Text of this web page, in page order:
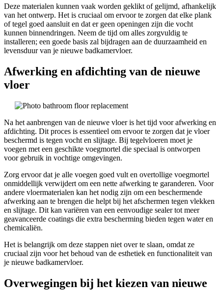
Deze materialen kunnen vaak worden geklikt of gelijmd, afhankelijk
van het ontwerp. Het is cruciaal om ervoor te zorgen dat elke plank
of tegel goed aansluit en dat er geen openingen zijn die vocht
kunnen binnendringen. Neem de tijd om alles zorgvuldig te
installeren; een goede basis zal bijdragen aan de duurzaamheid en
levensduur van je nieuwe badkamervloer.
Afwerking en afdichting van de nieuwe
vloer
Na het aanbrengen van de nieuwe vloer is het tijd voor afwerking en
afdichting. Dit proces is essentieel om ervoor te zorgen dat je vloer
beschermd is tegen vocht en slijtage. Bij tegelvloeren moet je
voegen met een geschikte voegmortel die speciaal is ontworpen
voor gebruik in vochtige omgevingen.
Zorg ervoor dat je alle voegen goed vult en overtollige voegmortel
onmiddellijk verwijdert om een nette afwerking te garanderen. Voor
andere vloermaterialen kan het nodig zijn om een beschermende
afwerking aan te brengen die helpt bij het afschermen tegen vlekken
en slijtage. Dit kan variëren van een eenvoudige sealer tot meer
geavanceerde coatings die extra bescherming bieden tegen water en
chemicaliën.
Het is belangrijk om deze stappen niet over te slaan, omdat ze
cruciaal zijn voor het behoud van de esthetiek en functionaliteit van
je nieuwe badkamervloer.
Overwegingen bij het kiezen van nieuwe